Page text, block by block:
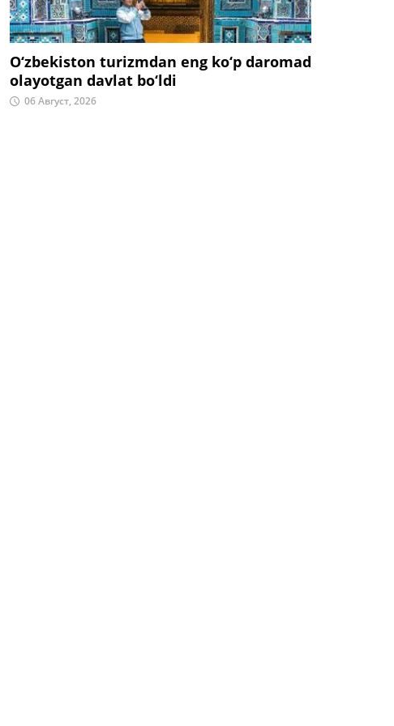
O‘zbekiston turizmdan eng ko‘p daromad
olayotgan davlat bo‘ldi
06 Август, 2026